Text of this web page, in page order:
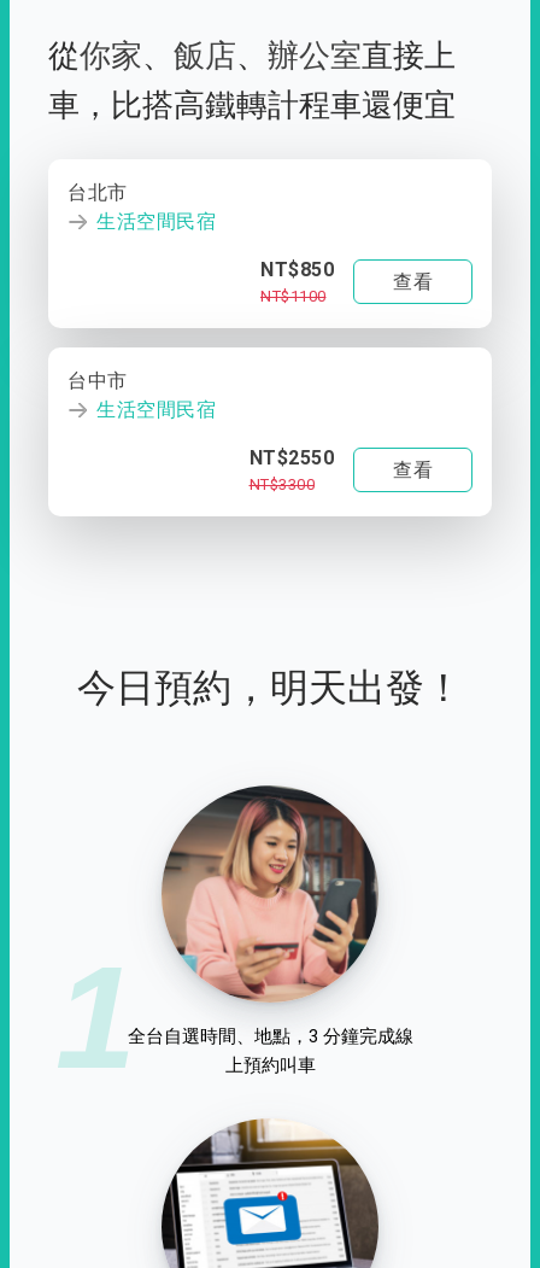
從你家、 飯店、 辦公室直接上
車， 比搭高鐵轉計程車還便宜
台北市
生活空間民宿
NT$850
NT$1100
查看
台中市
生活空間民宿
NT$2550
NT$3300
查看
今日預約，明天出發！
1全台自選時間、地點，3 分鐘完成線
上預約叫車